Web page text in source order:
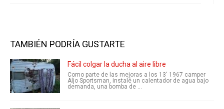
TAMBIÉN PODRÍA GUSTARTE
Fácil colgar la ducha al aire libre
Como parte de las mejoras a los 13' 1967 camper
Aljo Sportsman, instalé un calentador de agua bajo
demanda, una bomba de ...